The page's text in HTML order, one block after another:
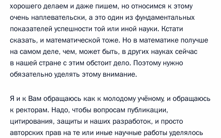
хорошего делаем и даже пишем, но относимся к этому
очень наплевательски, а это один из фундаментальных
показателей успешности той или иной науки. Кстати
сказать, и математической тоже. Но в математике получше
на самом деле, чем, может быть, в других науках сейчас
в нашей стране с этим обстоит дело. Поэтому нужно
обязательно уделять этому внимание.
Я и к Вам обращаюсь как к молодому учёному, и обращаюсь
к ректорам. Надо, чтобы вопросам публикации,
цитирования, защиты и наших разработок, и просто
авторских прав на те или иные научные работы уделялось